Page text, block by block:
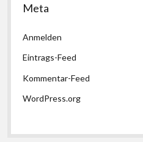
Meta
Anmelden
Eintrags-Feed
Kommentar-Feed
WordPress.org